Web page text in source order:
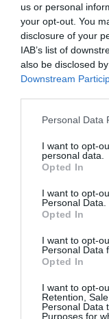
us or personal
your opt-out. You
disclosure of your
IAB’s list of
also be disclosed
Downstream
Personal Data
I want to opt-
personal data.
Opted In
I want to opt-
Personal Data.
Opted In
I want to opt-
Personal Data
Opted In
I want to opt-
Retention,
Personal Data
Purposes for
«Kārlis Auškāps
Šķiršanās no
mīlestība Inese